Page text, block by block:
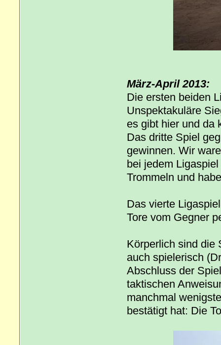
März-April 2013:
Die ersten beiden
Unspektakuläre
es gibt hier und da
Das dritte Spiel
gewinnen. Wir
bei jedem
Trommeln und
Das vierte
Tore vom Gegner
Körperlich sind die
auch spielerisch
Abschluss der
taktischen
manchmal
bestätigt hat: Die